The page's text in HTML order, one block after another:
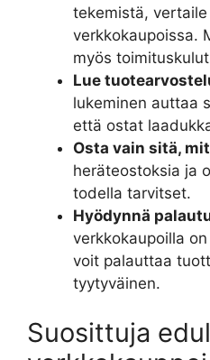
tekemistä,
verkkokaupoissa.
myös
Lue
lukeminen auttaa
että ostat
Osta vain sitä,
heräteostoksia ja
todella tarvitset.
Hyödynnä
verkkokaupoilla
voit palauttaa
tyytyväinen.
Suosittuja